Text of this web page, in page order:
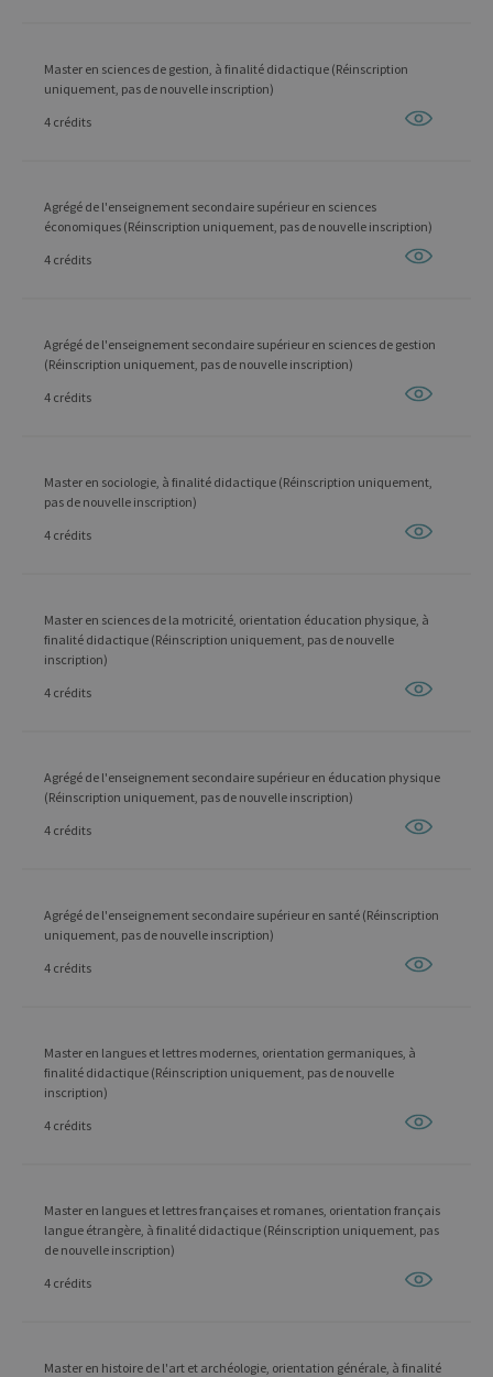
Master en sciences de gestion, à finalité didactique (Réinscription
uniquement, pas de nouvelle inscription)
4 crédits
Agrégé de l'enseignement secondaire supérieur en sciences
économiques (Réinscription uniquement, pas de nouvelle inscription)
4 crédits
Agrégé de l'enseignement secondaire supérieur en sciences de gestion
(Réinscription uniquement, pas de nouvelle inscription)
4 crédits
Master en sociologie, à finalité didactique (Réinscription uniquement,
pas de nouvelle inscription)
4 crédits
Master en sciences de la motricité, orientation éducation physique, à
finalité didactique (Réinscription uniquement, pas de nouvelle
inscription)
4 crédits
Agrégé de l'enseignement secondaire supérieur en éducation physique
(Réinscription uniquement, pas de nouvelle inscription)
4 crédits
Agrégé de l'enseignement secondaire supérieur en santé (Réinscription
uniquement, pas de nouvelle inscription)
4 crédits
Master en langues et lettres modernes, orientation germaniques, à
finalité didactique (Réinscription uniquement, pas de nouvelle
inscription)
4 crédits
Master en langues et lettres françaises et romanes, orientation français
langue étrangère, à finalité didactique (Réinscription uniquement, pas
de nouvelle inscription)
4 crédits
Master en histoire de l'art et archéologie, orientation générale, à finalité